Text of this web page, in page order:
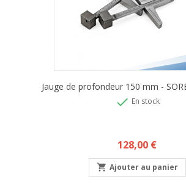
Jauge de profondeur 150 mm -
 En stock
Prix
128,00 €
 Ajouter au panier